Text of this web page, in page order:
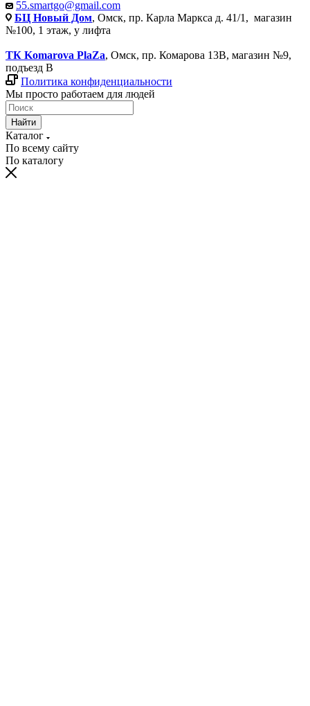
55.smartgo@gmail.com
БЦ Новый Дом, Омск, пр. Карла Маркса д. 41/1, магазин
№100, 1 этаж, у лифта
ТК Komarova PlaZa, Омск, пр. Комарова 13В, магазин №9,
подъезд В
Политика конфиденциальности
Мы просто работаем для людей
Найти
Каталог
По всему сайту
По каталогу